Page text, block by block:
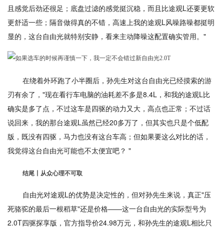
且感觉后劲还很足；底盘过滤的感觉挺沉稳，而且比途观L还要更软
更舒适一些；隔音做得真的不错，高速上我的途观L风噪路噪都挺明
显的，这台自由光就特别安静，看来主动降噪这配置确实管用。"
在绕着外环跑了小半圈后，孙先生对这台自由光已经摸索的游
刃有余了，"现在看行车电脑的油耗差不多是8.4L，和我的途观L比
确实是多了点，不过这车是四驱的动力又大，高点也正常；不过话
说回来，我的那台途观L虽然已经20多万了，但其实也只是个低配
版，既没有四驱，马力也没有这台车高；但如果要这么对比的话，
我觉得这台自由光可能也不太便宜吧？ "
结尾丨从众心理不可取
自由光对途观L的优势是决定性的，但对孙先生来说，真正"压
死骆驼的最后一根稻草"还是价格——这一台自由光的实际型号为
2.0T四驱探享版，官方指导价24.98万元，和孙先生的途观L相比只